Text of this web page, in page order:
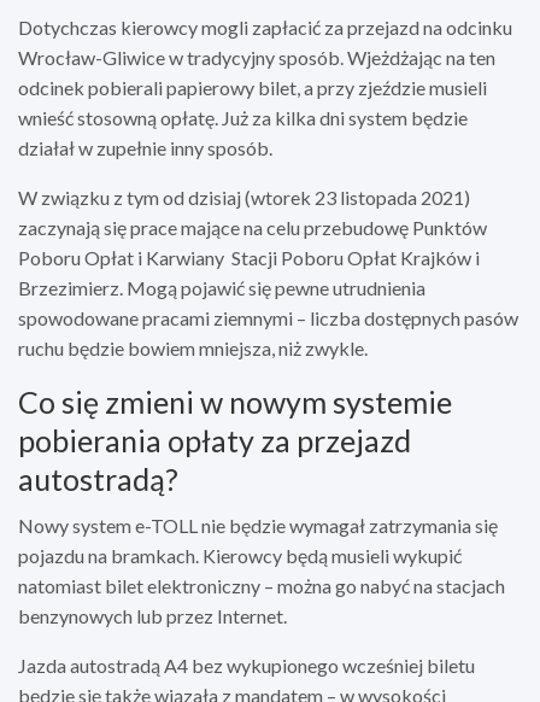
Dotychczas kierowcy mogli zapłacić za przejazd na odcinku
Wrocław-Gliwice w tradycyjny sposób. Wjeżdżając na ten
odcinek pobierali papierowy bilet, a przy zjeździe musieli
wnieść stosowną opłatę. Już za kilka dni system będzie
działał w zupełnie inny sposób.
W związku z tym od dzisiaj (wtorek 23 listopada 2021)
zaczynają się prace mające na celu przebudowę Punktów
Poboru Opłat i Karwiany Stacji Poboru Opłat Krajków i
Brzezimierz. Mogą pojawić się pewne utrudnienia
spowodowane pracami ziemnymi – liczba dostępnych pasów
ruchu będzie bowiem mniejsza, niż zwykle.
Co się zmieni w nowym systemie
pobierania opłaty za przejazd
autostradą?
Nowy system e-TOLL nie będzie wymagał zatrzymania się
pojazdu na bramkach. Kierowcy będą musieli wykupić
natomiast bilet elektroniczny – można go nabyć na stacjach
benzynowych lub przez Internet.
Jazda autostradą A4 bez wykupionego wcześniej biletu
będzie się także wiązała z mandatem – w wysokości